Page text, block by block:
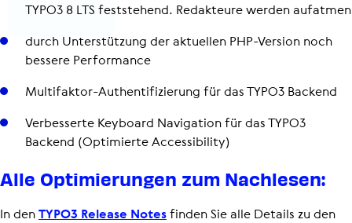
TYPO3 8 LTS fest­ste­hend. Redak­teure werden aufatmen
durch Unter­stüt­zung der aktuellen PHP-Version noch
bessere Per­for­mance
Mul­ti­fak­tor-Authen­ti­fi­zie­rung für das TYPO3 Backend
Ver­bes­serte Keyboard Navi­ga­tion für das TYPO3
Backend (Opti­mierte Acces­si­bi­lity)
Alle Opti­mie­rungen zum Nachlesen:
In denTYPO3 Release Notesfinden Sie alle Details zu den